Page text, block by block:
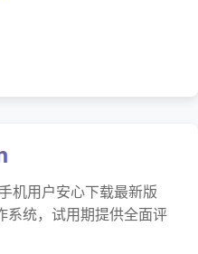
机用户安心下载最新版
系统，试用期提供全面评